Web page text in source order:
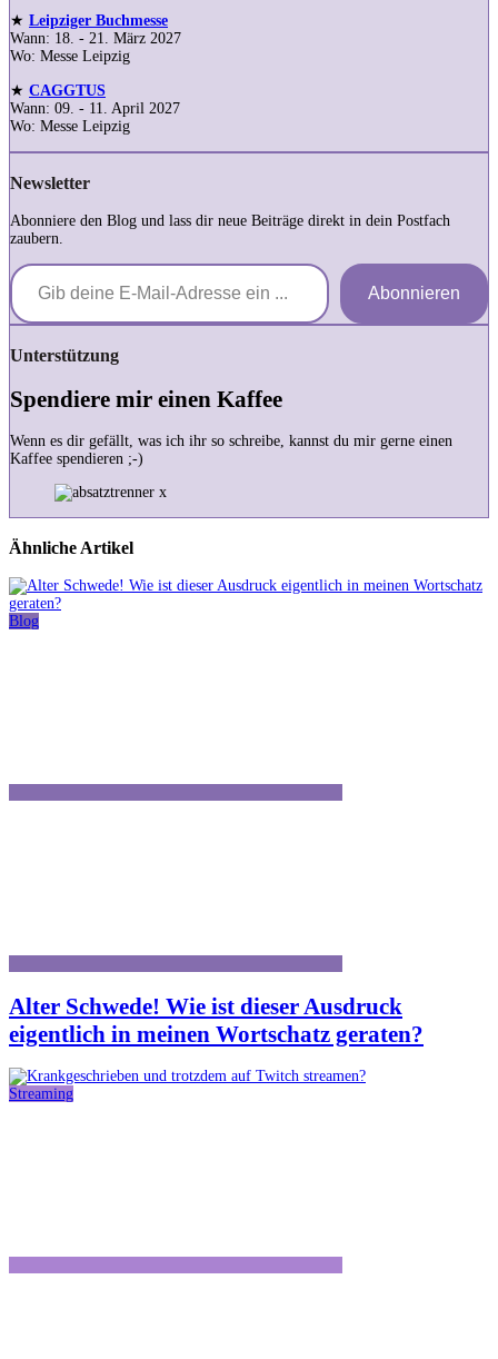
★ Leipziger Buchmesse
Wann: 18. - 21. März 2027
Wo: Messe Leipzig
★ CAGGTUS
Wann: 09. - 11. April 2027
Wo: Messe Leipzig
Newsletter
Abonniere den Blog und lass dir neue Beiträge direkt in dein Postfach
zaubern.
Gib deine E-Mail-Adresse ein ...
Abonnieren
Unterstützung
Spendiere mir einen Kaffee
Wenn es dir gefällt, was ich ihr so schreibe, kannst du mir gerne einen
Kaffee spendieren ;-)
Ähnliche Artikel
Blog
Alter Schwede! Wie ist dieser Ausdruck
eigentlich in meinen Wortschatz geraten?
Streaming